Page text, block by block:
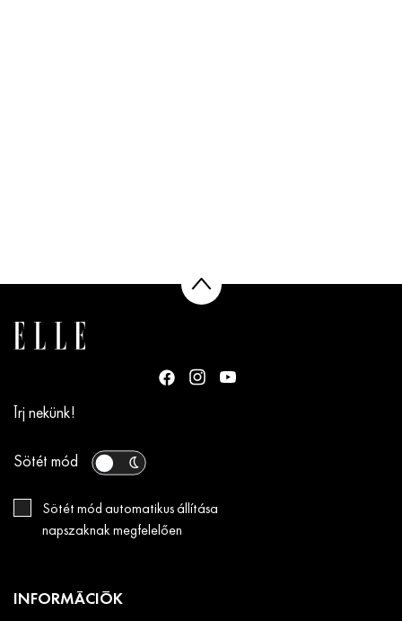
Írj nekünk!
Sötét mód
Sötét mód automatikus állítása
napszaknak megfelelően
INFORMÁCIÓK